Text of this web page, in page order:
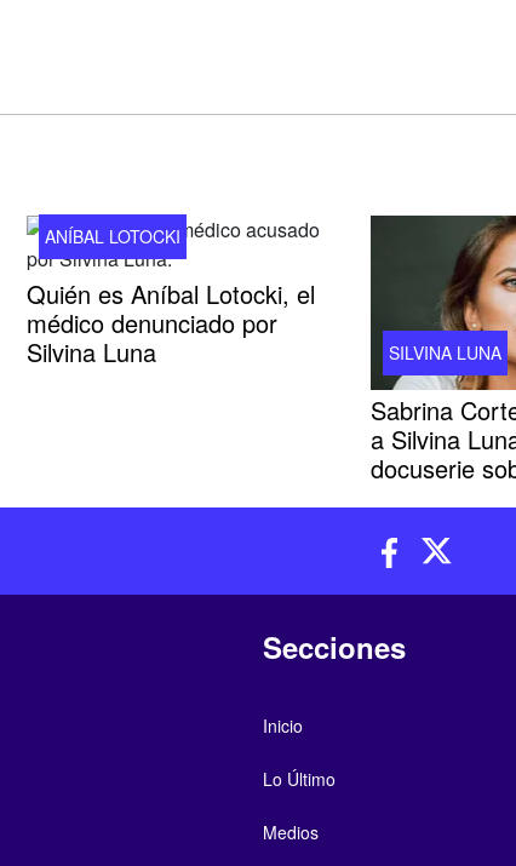
ANÍBAL LOTOCKI
Quién es Aníbal Lotocki, el
médico denunciado por
Silvina Luna
SILVINA LUNA
Sabrina
a Silvina
docuserie
Secciones
Inicio
Lo Último
Medios